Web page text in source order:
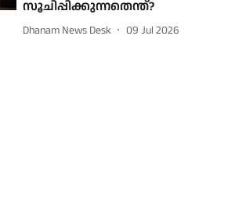
സൂചിപ്പിക്കുന്നതെന്ത്?
Dhanam News Desk 09 Jul 2026